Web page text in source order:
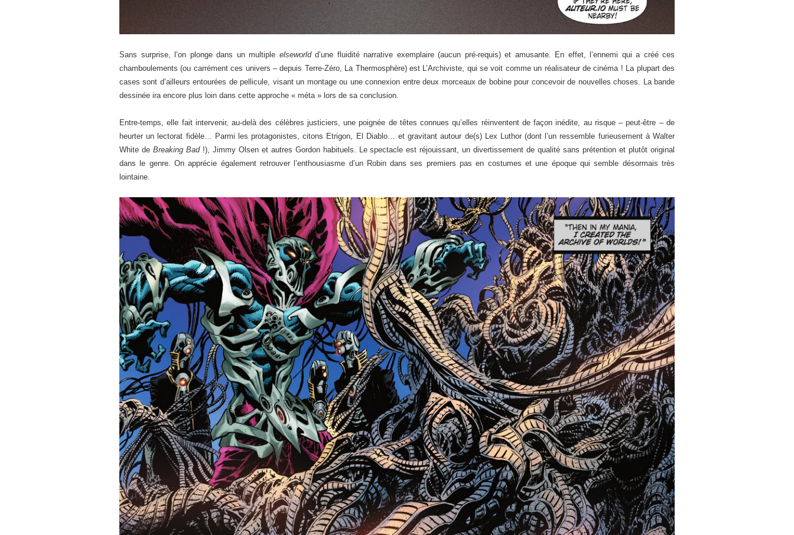
Sans surprise, l’on plonge dans un multiple elseworldd’une fluidité narrative exemplaire (aucun pré-requis) et amusante. En effet, l’ennemi qui a créé ces
chamboulements (ou carrément ces univers – depuis Terre-Zéro, La Thermosphère) est L’Archiviste, qui se voit comme un réalisateur de cinéma ! La plupart des
cases sont d’ailleurs entourées de pellicule, visant un montage ou une connexion entre deux morceaux de bobine pour concevoir de nouvelles choses. La bande
dessinée ira encore plus loin dans cette approche « méta » lors de sa conclusion.
Entre-temps, elle fait intervenir, au-delà des célèbres justiciers, une poignée de têtes connues qu’elles réinventent de façon inédite, au risque – peut-être – de
heurter un lectorat fidèle… Parmi les protagonistes, citons Etrigon, El Diablo… et gravitant autour de(s) Lex Luthor (dont l’un ressemble furieusement à Walter
White de Breaking Bad!), Jimmy Olsen et autres Gordon habituels. Le spectacle est réjouissant, un divertissement de qualité sans prétention et plutôt original
dans le genre. On apprécie également retrouver l’enthousiasme d’un Robin dans ses premiers pas en costumes et une époque qui semble désormais très
lointaine.